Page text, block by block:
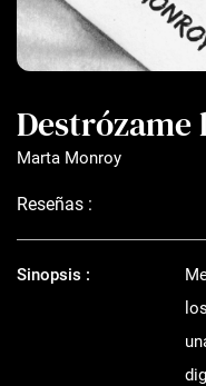
Destrózame
Marta Monroy
Reseñas :
Sinopsis :